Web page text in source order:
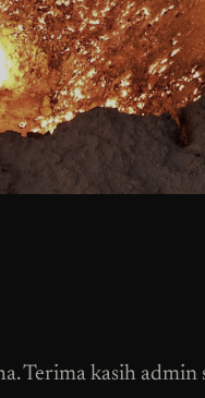
Terima kasih admin